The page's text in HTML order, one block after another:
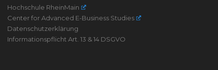
Hochschule RheinMain
Center for Advanced E-Business Studies
Datenschutzerklärung
Informationspflicht Art. 13 & 14 DSGVO